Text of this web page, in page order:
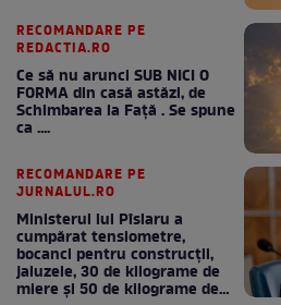
RECOMANDARE PE
REDACTIA.RO
Ce să nu arunci SUB NICI O
FORMA din casă astăzi, de
Schimbarea la Față . Se spune
ca ....
RECOMANDARE PE
JURNALUL.RO
Ministerul lui Pîslaru a
cumpărat tensiometre,
bocanci pentru construcții,
jaluzele, 30 de kilograme de
miere și 50 de kilograme de